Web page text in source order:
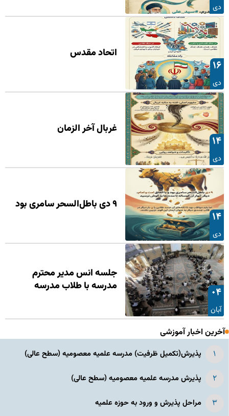
دی
۱۶
دی
اتحاد مقدس
۱۴
دی
غربال آخر الزمان
۱۴
دی
۹ دی باطل‌السحر سامری بود
۰۴
آبان
جلسه انس مدیر محترم
مدرسه با طلاب مدرسه
آخرین اخبار آموزشی
پذیرش(تکمیل ظرفیت) مدرسه علمیه معصومیه‌ (سطح عالی)
پذیرش مدرسه علمیه معصومیه‌ (سطح عالی)
مراحل پذیرش و ورود به حوزه علمیه